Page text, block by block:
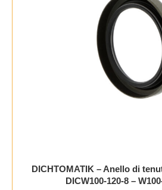
DICHTOMATIK – Anello di
DICW100-120-8 –